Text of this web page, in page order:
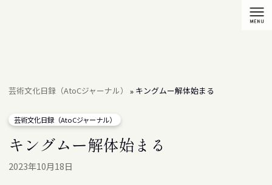
芸術文化日録（AtoCジャーナル） » キングムー解体始まる
芸術文化日録（AtoCジャーナル）
キングムー解体始まる
2023年10月18日